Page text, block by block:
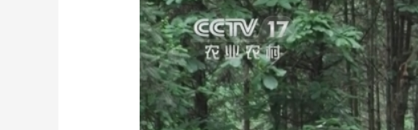
小央视频 小央直播 直播中国 熊猫频道
前线 比划 快看 蓝海中国 新兵请入列
直播 竞猜 2026年世界杯 2026年冬奥会
CCTV奥林匹克频道 生活体育大会 体育江湖